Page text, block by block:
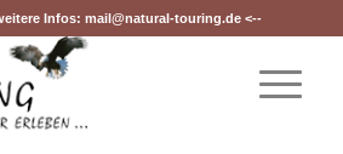
Infos: mail@natural-touring.de<--